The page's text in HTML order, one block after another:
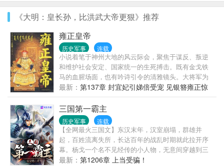
《大明：皇长孙，比洪武大帝更狠》推荐
雍正皇帝
历史军事 连载
小说着笔于神州大地的风云际会，聚焦于谋反、叛逆
和维护社会安定、国家统一的生死搏击。既有金戈铁
马的血腥场面，也有吟诗引令的清雅镜头。大将军为
国效命，义无反顾，令人豪情万丈；弱书生胸藏韬
略，斗智斗勇，不逊雄兵百万。而痴情女千里相随，
自刎殉情，则让人涕泪俱下，嘘唏不已。除康熙外，
吴三桂、周培公、伍次友、李云娘、吴应熊、杨起
隆、小毛子等人物，都给人留下深刻印象。作品结构
紧凑，故事异彩纷呈，情节环环相扣，读之欲罢不
能。
最新： 第137章 封宜妃引娣倍受宠 见银簪雍正惊
回首
三国第一霸主
历史军事 连载
【全网最火三国文】东汉末年，汉室崩塌，群雄并
起，百姓流离失所，长达百年的战乱时期就此拉开序
幕。杨戈一个名不见经传的小人物，无意间穿越到三
国时代，成为了幽州公孙瓒的养子。眼见幽州倾覆，
最新： 第1206章 上当受骗！